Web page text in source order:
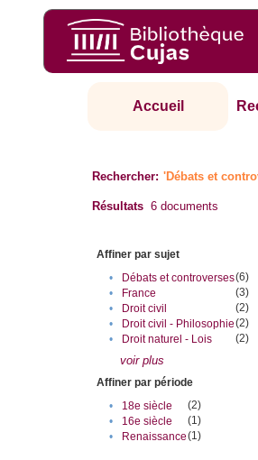
Accueil
Rechercher: 'Débats et
Résultats 6 documents
Affiner par sujet
•
Débats et controverses(6)
•
France
(3)
•
Droit civil
(2)
•
Droit civil - Philosophie(2)
•
Droit naturel - Lois (2)
voir plus
Affiner par période
•
18e siècle
(2)
•
16e siècle
(1)
•
Renaissance(1)